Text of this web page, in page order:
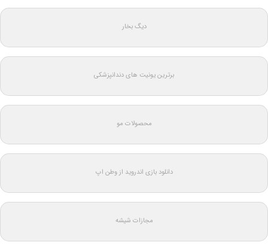
دیگ بخار
برترین یونیت های دندانپزشکی
محصولات مو
دانلود بازی اندروید از وطن اپ
مجازات شیشه